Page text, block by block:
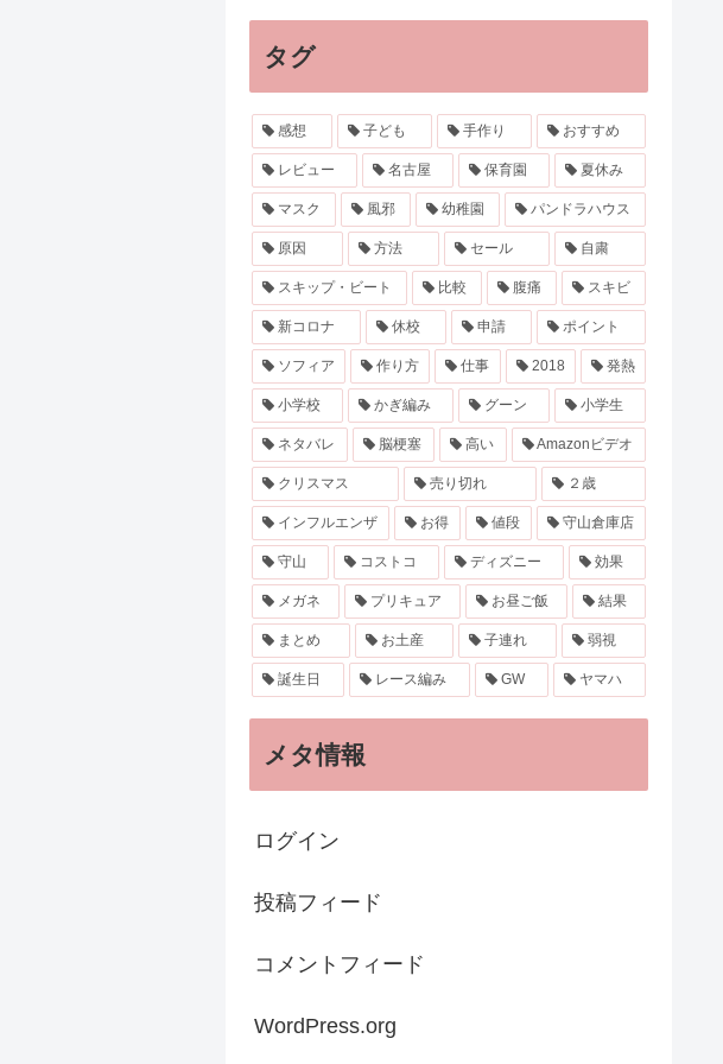
タグ
感想 子ども 手作り おすすめ
レビュー 名古屋 保育園 夏休み
マスク 風邪 幼稚園 パンドラハウス
原因 方法 セール 自粛
スキップ・ビート 比較 腹痛 スキビ
新コロナ 休校 申請 ポイント
ソフィア 作り方 仕事 2018 発熱
小学校 かぎ編み グーン 小学生
ネタバレ 脳梗塞 高い Amazonビデオ
クリスマス 売り切れ ２歳
インフルエンザ お得 値段 守山倉庫店
守山 コストコ ディズニー 効果
メガネ プリキュア お昼ご飯 結果
まとめ お土産 子連れ 弱視
誕生日 レース編み GW ヤマハ
メタ情報
ログイン
投稿フィード
コメントフィード
WordPress.org